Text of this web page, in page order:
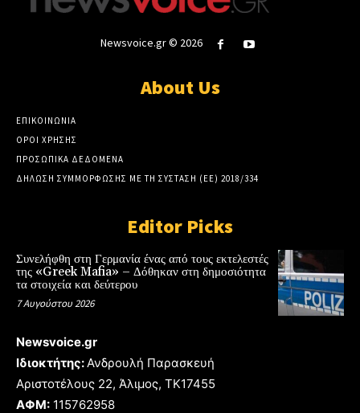
Newsvoice.gr © 2026
About Us
ΕΠΙΚΟΙΝΩΝΙΑ
ΟΡΟΙ ΧΡΗΣΗΣ
ΠΡΟΣΩΠΙΚΑ ΔΕΔΟΜΕΝΑ
ΔΗΛΩΣΗ ΣΥΜΜΟΡΦΩΣΗΣ ΜΕ ΤΗ ΣΥΣΤΑΣΗ (ΕΕ) 2018/334
Editor Picks
Συνελήφθη στη Γερμανία ένας από τους εκτελεστές
της «Greek Mafia» – Δόθηκαν στη δημοσιότητα
τα στοιχεία και δεύτερου
7 Αυγούστου 2026
Newsvoice.gr
Ιδιοκτήτης:Ανδρουλή Παρασκευή
Αριστοτέλους 22, Άλιμος, TK17455
ΑΦΜ: 115762958